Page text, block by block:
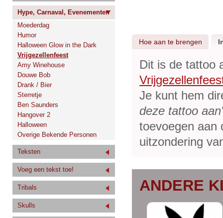
Hype, Carnaval, Evenementen
Moederdag
Humor
Halloween Glow in the Dark
Vrijgezellenfeest
Amy Winehouse
Douwe Bob
Drank / Bier
Sterretje
Ben Saunders
Hangover 2
Halloween
Overige Bekende Personen
Teksten
Voeg een tekst toe!
Tribals
Skulls
Hoe aan te brengen
Dit is de tattoo
Je kunt hem
deze tattoo
toevoegen aan
uitzondering
ANDERE